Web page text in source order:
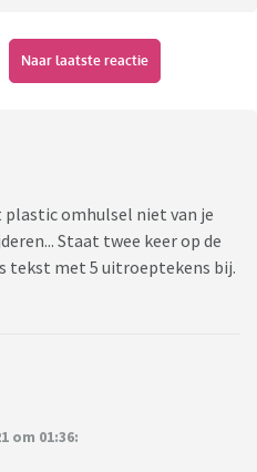
Naar laatste reactie
omhulsel niet van je
Staat twee keer op de
tekst met 5 uitroeptekens bij.
om 01:36: